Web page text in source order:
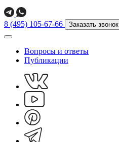
8 (495) 105-67-66 Заказать звонок
Вопросы и ответы
Публикации